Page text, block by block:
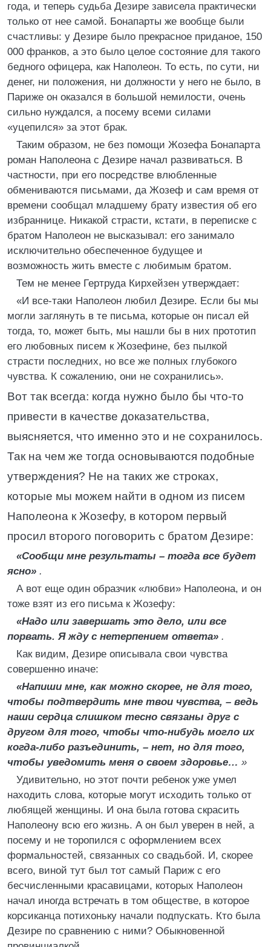
года, и теперь судьба Дезире зависела практически
только от нее самой. Бонапарты же вообще были
счастливы: у Дезире было прекрасное приданое, 150
000 франков, а это было целое состояние для такого
бедного офицера, как Наполеон. То есть, по сути, ни
денег, ни положения, ни должности у него не было, в
Париже он оказался в большой немилости, очень
сильно нуждался, а посему всеми силами
«уцепился» за этот брак.
Таким образом, не без помощи Жозефа Бонапарта
роман Наполеона с Дезире начал развиваться. В
частности, при его посредстве влюбленные
обмениваются письмами, да Жозеф и сам время от
времени сообщал младшему брату известия об его
избраннице. Никакой страсти, кстати, в переписке с
братом Наполеон не высказывал: его занимало
исключительно обеспеченное будущее и
возможность жить вместе с любимым братом.
Тем не менее Гертруда Кирхейзен утверждает:
«И все-таки Наполеон любил Дезире. Если бы мы
могли заглянуть в те письма, которые он писал ей
тогда, то, может быть, мы нашли бы в них прототип
его любовных писем к Жозефине, без пылкой
страсти последних, но все же полных глубокого
чувства. К сожалению, они не сохранились».
Вот так всегда: когда нужно было бы что-то
привести в качестве доказательства,
выясняется, что именно это и не сохранилось.
Так на чем же тогда основываются подобные
утверждения? Не на таких же строках,
которые мы можем найти в одном из писем
Наполеона к Жозефу, в котором первый
просил второго поговорить с братом Дезире:
«Сообщи мне результаты – тогда все будет
ясно» .
А вот еще один образчик «любви» Наполеона, и он
тоже взят из его письма к Жозефу:
«Надо или завершать это дело, или все
порвать. Я жду с нетерпением ответа» .
Как видим, Дезире описывала свои чувства
совершенно иначе:
«Напиши мне, как можно скорее, не для того,
чтобы подтвердить мне твои чувства, – ведь
наши сердца слишком тесно связаны друг с
другом для того, чтобы что-нибудь могло их
когда-либо разъединить, – нет, но для того,
чтобы уведомить меня о своем здоровье… »
Удивительно, но этот почти ребенок уже умел
находить слова, которые могут исходить только от
любящей женщины. И она была готова скрасить
Наполеону всю его жизнь. А он был уверен в ней, а
посему и не торопился с оформлением всех
формальностей, связанных со свадьбой. И, скорее
всего, виной тут был тот самый Париж с его
бесчисленными красавицами, которых Наполеон
начал иногда встречать в том обществе, в которое
корсиканца потихоньку начали подпускать. Кто была
Дезире по сравнению с ними? Обыкновенной